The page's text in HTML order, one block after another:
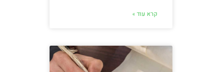
קרא עוד »